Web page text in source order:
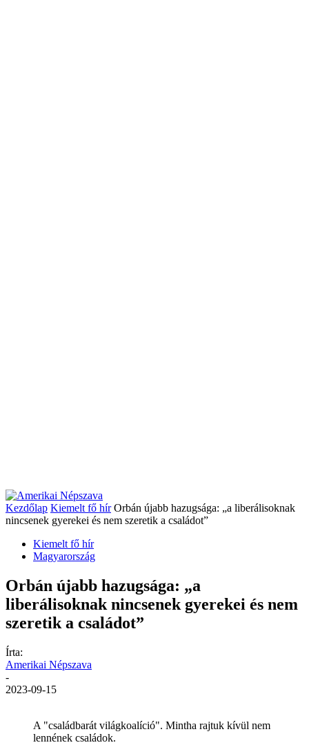
Kezdőlap Kiemelt fő hír Orbán újabb hazugsága: „a liberálisoknak
nincsenek gyerekei és nem szeretik a családot”
Kiemelt fő hír
Magyarország
Orbán újabb hazugsága: „a
liberálisoknak nincsenek gyerekei és nem
szeretik a családot”
Írta:
Amerikai Népszava
-
2023-09-15
A "családbarát világkoalíció". Mintha rajtuk kívül nem
lennének családok.